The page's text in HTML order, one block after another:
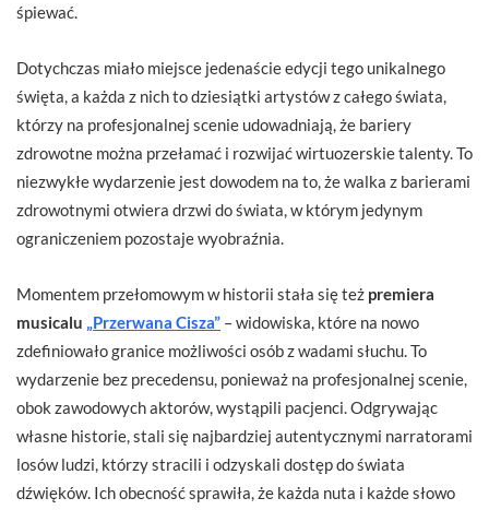
śpiewać.
Dotychczas miało miejsce jedenaście edycji tego unikalnego
święta, a każda z nich to dziesiątki artystów z całego świata,
którzy na profesjonalnej scenie udowadniają, że bariery
zdrowotne można przełamać i rozwijać wirtuozerskie talenty. To
niezwykłe wydarzenie jest dowodem na to, że walka z barierami
zdrowotnymi otwiera drzwi do świata, w którym jedynym
ograniczeniem pozostaje wyobraźnia.
Momentem przełomowym w historii stała się też premiera
musicalu „Przerwana Cisza” – widowiska, które na nowo
zdefiniowało granice możliwości osób z wadami słuchu. To
wydarzenie bez precedensu, ponieważ na profesjonalnej scenie,
obok zawodowych aktorów, wystąpili pacjenci. Odgrywając
własne historie, stali się najbardziej autentycznymi narratorami
losów ludzi, którzy stracili i odzyskali dostęp do świata
dźwięków. Ich obecność sprawiła, że każda nuta i każde słowo